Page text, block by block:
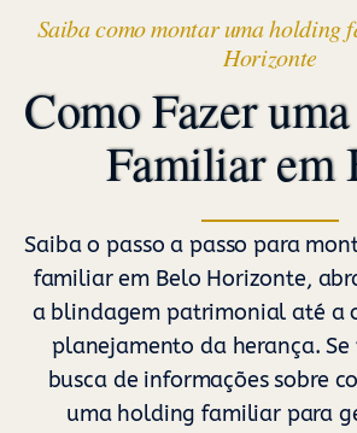
Saiba como montar uma holding
Horizonte
Como Fazer
Familiar em
Saiba o passo a passo para
familiar em Belo Horizonte,
a blindagem patrimonial até a
planejamento da herança. Se
busca de informações sobre
uma holding familiar para